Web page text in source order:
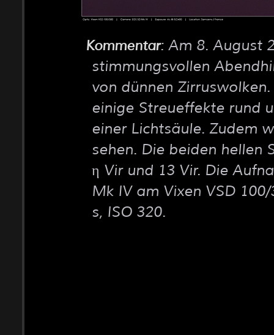
Kommentar: Am 8. August
stimmungsvollen
von dünnen
einige Streueffekte rund
einer Lichtsäule. Zudem
sehen. Die beiden hellen
η Vir und 13 Vir. Die
Mk IV am Vixen VSD
s, ISO 320.